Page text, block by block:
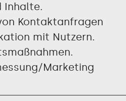
Inhalte.
Kontaktanfragen
mit Nutzern.
Marketing